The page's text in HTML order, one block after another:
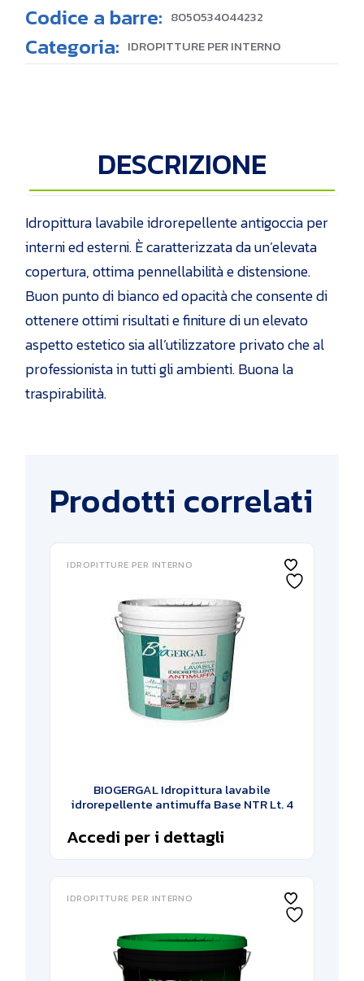
Codice a barre: 8050534044232
Categoria: IDROPITTURE PER INTERNO
DESCRIZIONE
Idropittura lavabile idrorepellente antigoccia per
interni ed esterni. È caratterizzata da un’elevata
copertura, ottima pennellabilità e distensione.
Buon punto di bianco ed opacità che consente di
ottenere ottimi risultati e finiture di un elevato
aspetto estetico sia all’utilizzatore privato che al
professionista in tutti gli ambienti. Buona la
traspirabilità.
Prodotti correlati
IDROPITTURE PER INTERNO
BIOGERGAL Idropittura lavabile
idrorepellente antimuffa Base NTR Lt. 4
Accedi per i dettagli
IDROPITTURE PER INTERNO